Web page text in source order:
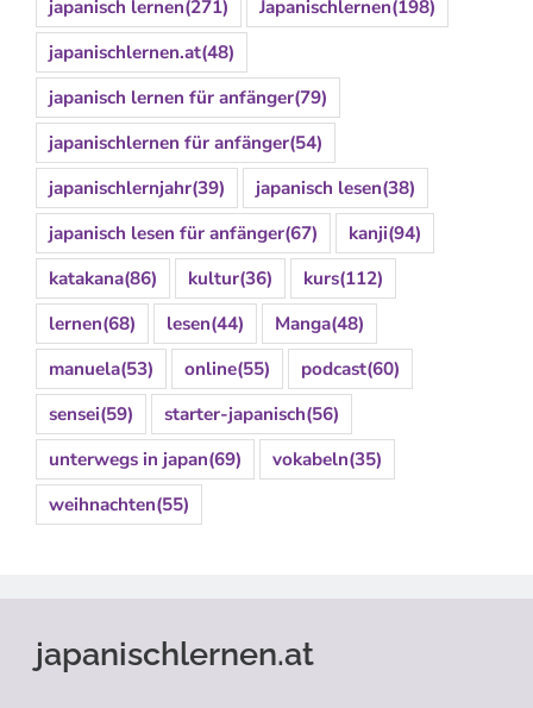
japanisch lernen(271) Japanischlernen(198)
japanischlernen.at(48)
japanisch lernen für anfänger(79)
japanischlernen für anfänger(54)
japanischlernjahr(39) japanisch lesen(38)
japanisch lesen für anfänger(67) kanji(94)
katakana(86) kultur(36) kurs(112)
lernen(68) lesen(44) Manga(48)
manuela(53) online(55) podcast(60)
sensei(59) starter-japanisch(56)
unterwegs in japan(69) vokabeln(35)
weihnachten(55)
japanischlernen.at